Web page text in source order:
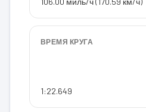
ВРЕМЯ КРУГА
1:22.649